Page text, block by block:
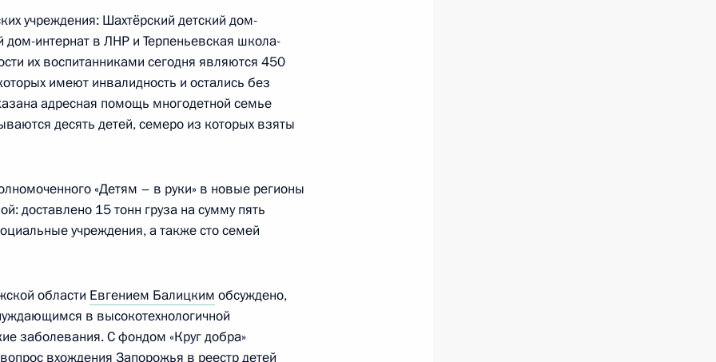
добра» протоиереем
область
учреждения: Шахтёрский детский дом-
дом-интернат в ЛНР и Терпеньевская школа-
их воспитанниками сегодня являются 450
имеют инвалидность и остались без
адресная помощь многодетной семье
десять детей, семеро из которых взяты
«Детям – в руки» в новые регионы
доставлено 15 тонн груза на сумму пять
учреждения, а также сто семей
области Евгением Балицким обсуждено,
в высокотехнологичной
заболевания. С фондом «Круг добра»
вхождения Запорожья в реестр детей